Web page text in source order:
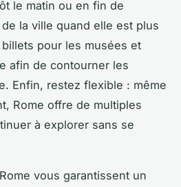
le matin ou en fin de
la ville quand elle est plus
pour les musées et
afin de contourner les
Enfin, restez flexible : même
Rome offre de multiples
à explorer sans se
vous garantissent un